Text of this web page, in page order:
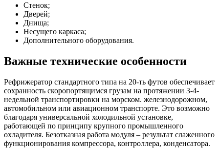
Стенок;
Дверей;
Днища;
Несущего каркаса;
Дополнительного оборудования.
Важные технические особенности
Рефрижератор стандартного типа на 20-ть футов обеспечивает
сохранность скоропортящимся грузам на протяжении 3-4-
недельной транспортировки на морском. железнодорожном,
автомобильном или авиационном транспорте. Это возможно
благодаря универсальной холодильной установке,
работающей по принципу крупного промышленного
охладителя. Безотказная работа модуля – результат слаженного
функционирования компрессора, контроллера, конденсатора.